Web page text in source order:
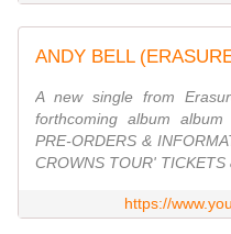
ANDY BELL
A new single from
forthcoming album
PRE-ORDERS &
CROWNS TOUR' TICKETS
https://